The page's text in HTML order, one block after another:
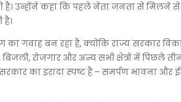
है। उन्होंने कहा कि पहले नेता जनता से
गवाह बन रहा है, क्योंकि राज्य सरकार
रोजगार और अन्य सभी क्षेत्रों में पिछले
का इरादा स्पष्ट है – समर्पण भावना और